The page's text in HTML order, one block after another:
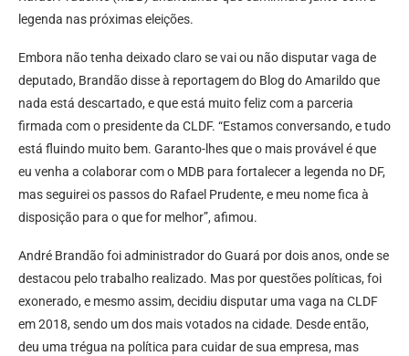
legenda nas próximas eleições.
Embora não tenha deixado claro se vai ou não disputar vaga de
deputado, Brandão disse à reportagem do Blog do Amarildo que
nada está descartado, e que está muito feliz com a parceria
firmada com o presidente da CLDF. “Estamos conversando, e tudo
está fluindo muito bem. Garanto-lhes que o mais provável é que
eu venha a colaborar com o MDB para fortalecer a legenda no DF,
mas seguirei os passos do Rafael Prudente, e meu nome fica à
disposição para o que for melhor”, afimou.
André Brandão foi administrador do Guará por dois anos, onde se
destacou pelo trabalho realizado. Mas por questões políticas, foi
exonerado, e mesmo assim, decidiu disputar uma vaga na CLDF
em 2018, sendo um dos mais votados na cidade. Desde então,
deu uma trégua na política para cuidar de sua empresa, mas